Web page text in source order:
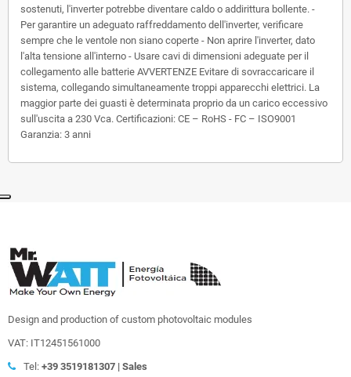
sostenuti, l'inverter potrebbe diventare caldo o addirittura bollente. -
Per garantire un adeguato raffreddamento dell'inverter, verificare
sempre che le ventole non siano coperte - Non aprire l'inverter, dato
l'alta tensione all'interno - Usare cavi di dimensioni adeguate per il
collegamento alle batterie AVVERTENZE Evitare di sovraccaricare il
sistema, collegando simultaneamente troppi apparecchi elettrici. La
maggior parte dei guasti è determinata proprio da un carico eccessivo
sull'uscita a 230 Vca. Certificazioni: CE – RoHS - FC – ISO9001
Garanzia: 3 anni
Design and production of custom photovoltaic modules
VAT: IT12451561000
Tel: +39 3519181307 | Sales